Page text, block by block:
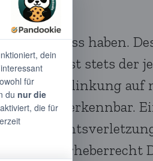
Einfluss haben.
Seiten ist stets der
der Verlinkung auf
nicht erkennbar.
Urheberrecht